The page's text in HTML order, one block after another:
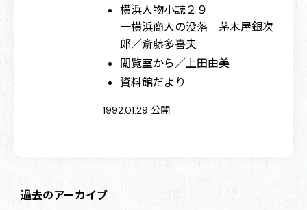
横浜人物小誌２９
一横浜商人の没落 茅木屋銀次
郎／斎藤多喜夫
閲覧室から／上田由美
資料館だより
1992.01.29 公開
過去のアーカイブ